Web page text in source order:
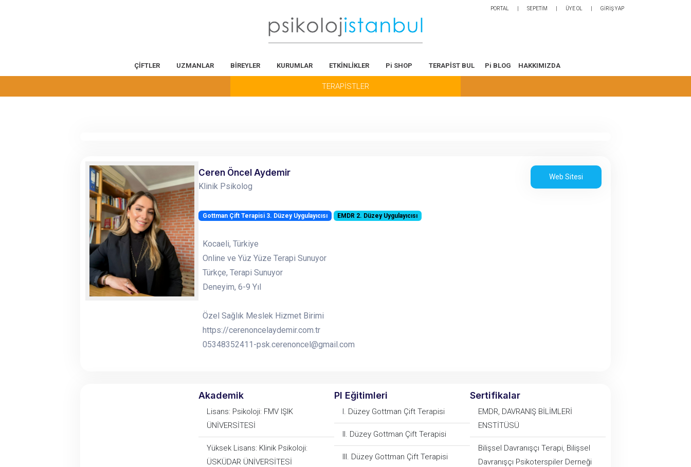
PORTAL SEPETİM ÜYE OL GİRİŞ YAP
ÇİFTLER UZMANLAR BİREYLER KURUMLAR ETKİNLİKLER Pi SHOP TERAPİST BUL Pi BLOG HAKKIMIZDA
TERAPİSTLER
Ceren Öncel Aydemir
Klinik Psikolog
Gottman Çift Terapisi 3. Düzey Uygulayıcısı EMDR 2. Düzey Uygulayıcısı
Kocaeli, Türkiye
Online ve Yüz Yüze Terapi Sunuyor
Türkçe, Terapi Sunuyor
Deneyim, 6-9 Yıl
Özel Sağlık Meslek Hizmet Birimi
https://cerenoncelaydemir.com.tr
05348352411-psk.cerenoncel@gmail.com
Web Sitesi
Akademik
Lisans: Psikoloji: FMV IŞIK
ÜNİVERSİTESİ
Yüksek Lisans: Klinik Psikoloji:
ÜSKÜDAR ÜNİVERSİTESİ
PI Eğitimleri
I. Düzey Gottman Çift Terapisi
II. Düzey Gottman Çift Terapisi
III. Düzey Gottman Çift Terapisi
Sertifikalar
EMDR, DAVRANIŞ BİLİMLERİ
ENSTİTÜSÜ
Bilişsel Davranışçı Terapi, Bilişsel
Davranışçı Psikoterspiler Derneği